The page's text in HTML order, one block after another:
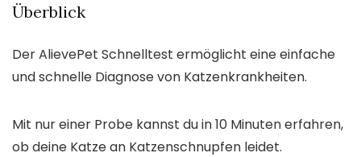
Überblick
Der AlievePet Schnelltest ermöglicht eine einfache
und schnelle Diagnose von Katzenkrankheiten.
Mit nur einer Probe kannst du in 10 Minuten erfahren,
ob deine Katze an Katzenschnupfen leidet.